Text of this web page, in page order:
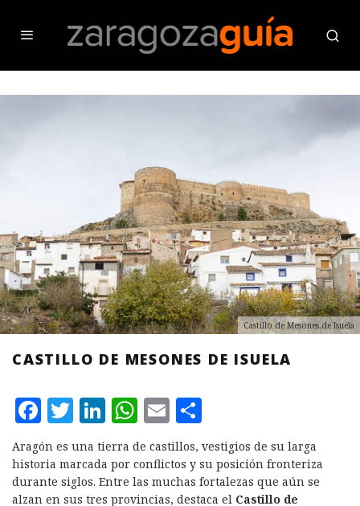
Castillo de Mesones de Isuela
CASTILLO DE MESONES DE ISUELA
F
a
c
e
T
w
it
te
L
i
n
k
W
h
at
s
E
m
ai
l
o
m
p
Aragón es una tierra de castillos, vestigios de su larga
historia marcada por conflictos y su posición fronteriza
durante siglos. Entre las muchas fortalezas que aún se
alzan en sus tres provincias, destaca el Castillo de